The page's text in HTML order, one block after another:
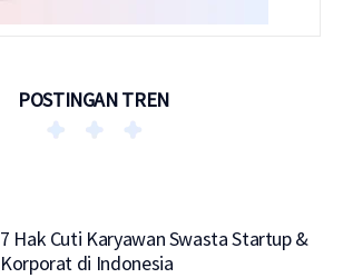
POSTINGAN TREN
7 Hak Cuti Karyawan Swasta Startup &
Korporat di Indonesia